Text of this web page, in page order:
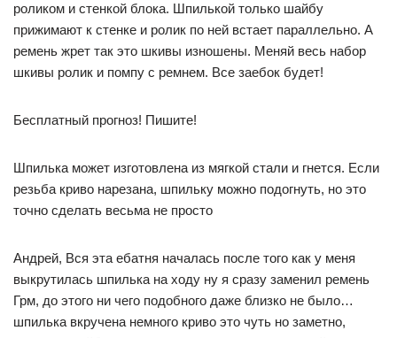
роликом и стенкой блока. Шпилькой только шайбу
прижимают к стенке и ролик по ней встает параллельно. А
ремень жрет так это шкивы изношены. Меняй весь набор
шкивы ролик и помпу с ремнем. Все заебок будет!
Бесплатный прогноз! Пишите!
Шпилька может изготовлена из мягкой стали и гнется. Если
резьба криво нарезана, шпильку можно подогнуть, но это
точно сделать весьма не просто
Андрей, Вся эта ебатня началась после того как у меня
выкрутилась шпилька на ходу ну я сразу заменил ремень
Грм, до этого ни чего подобного даже близко не было…
шпилька вкручена немного криво это чуть но заметно,